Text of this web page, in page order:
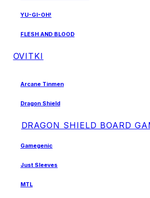
YU-GI-OH!
FLESH AND BLOOD
OVITKI
Arcane Tinmen
Dragon Shield
DRAGON SHIELD BOARD
Gamegenic
Just Sleeves
MTL